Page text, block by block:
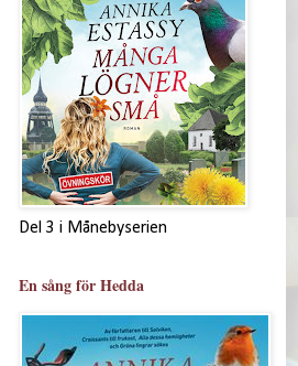
Del 3 i Månebyserien
En sång för Hedda